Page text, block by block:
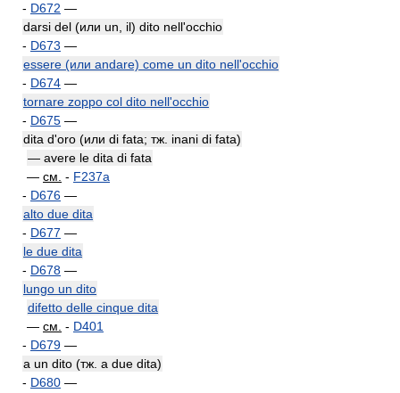
- D672 —
darsi del (или un, il) dito nell'occhio
- D673 —
essere (или andare) come un dito nell'occhio
- D674 —
tornare zoppo col dito nell'occhio
- D675 —
dita d'oro (или di fata; тж. inani di fata)
— avere le dita di fata
— см. - F237a
- D676 —
alto due dita
- D677 —
le due dita
- D678 —
lungo un dito
difetto delle cinque dita
— см. - D401
- D679 —
a un dito (тж. a due dita)
- D680 —